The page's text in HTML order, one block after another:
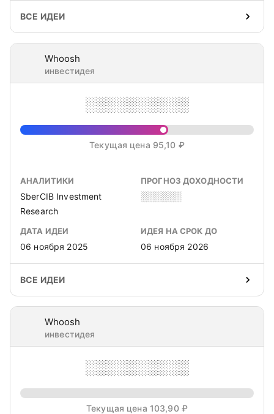
ВСЕ ИДЕИ
Whoosh
инвестидея
░░░░░░░░░░
Текущая цена 95,10 ₽
АНАЛИТИКИ
SberCIB Investment
Research
ПРОГНОЗ ДОХОДНОСТИ
░░░░░░
ДАТА ИДЕИ
06 ноября 2025
ИДЕЯ НА СРОК ДО
06 ноября 2026
ВСЕ ИДЕИ
Whoosh
инвестидея
░░░░░░░░░░
Текущая цена 103,90 ₽